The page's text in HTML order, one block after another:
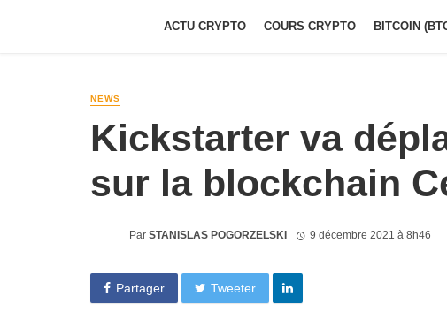
ACTU CRYPTO COURS CRYPTO BITCOIN
NEWS
Kickstarter va
sur la blockchain
Par STANISLAS POGORZELSKI 9 décembre 2021 à 8h46
Partager Tweeter